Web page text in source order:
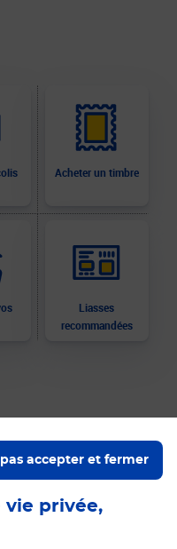
vie privée,
pas accepter et fermer
Acheter un timbre
Liasses
recommandées